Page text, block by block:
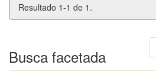
Resultado 1-1 de 1.
Busca facetada